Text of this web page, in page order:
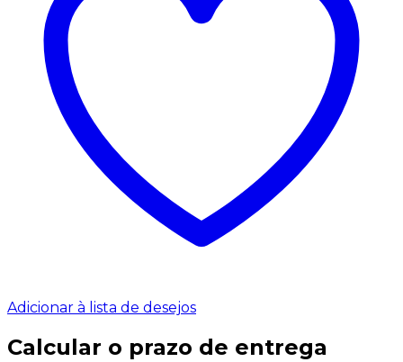
Adicionar à lista de desejos
Calcular o prazo de entrega